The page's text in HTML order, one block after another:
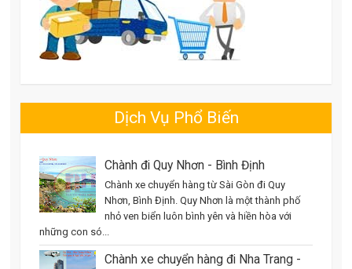
Dịch Vụ Phổ Biến
Chành đi Quy Nhơn - Bình Định
Chành xe chuyển hàng từ Sài Gòn đi Quy
Nhơn, Bình Định. Quy Nhơn là một thành phố
nhỏ ven biển luôn bình yên và hiền hòa với
những con só...
Chành xe chuyển hàng đi Nha Trang -